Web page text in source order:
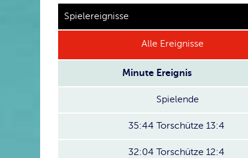
Spielereignisse
Alle Ereignisse
Minute Ereignis
Spielende
35:44 Torschütze 13:4
32:04 Torschütze 12:4